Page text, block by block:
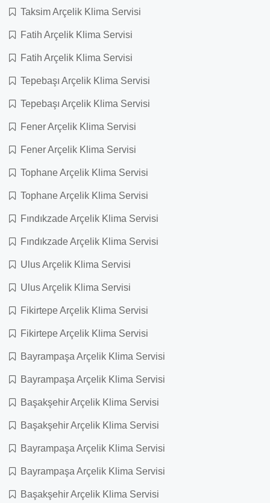
Taksim Arçelik Klima Servisi
Fatih Arçelik Klima Servisi
Fatih Arçelik Klima Servisi
Tepebaşı Arçelik Klima Servisi
Tepebaşı Arçelik Klima Servisi
Fener Arçelik Klima Servisi
Fener Arçelik Klima Servisi
Tophane Arçelik Klima Servisi
Tophane Arçelik Klima Servisi
Fındıkzade Arçelik Klima Servisi
Fındıkzade Arçelik Klima Servisi
Ulus Arçelik Klima Servisi
Ulus Arçelik Klima Servisi
Fikirtepe Arçelik Klima Servisi
Fikirtepe Arçelik Klima Servisi
Bayrampaşa Arçelik Klima Servisi
Bayrampaşa Arçelik Klima Servisi
Başakşehir Arçelik Klima Servisi
Başakşehir Arçelik Klima Servisi
Bayrampaşa Arçelik Klima Servisi
Bayrampaşa Arçelik Klima Servisi
Başakşehir Arçelik Klima Servisi